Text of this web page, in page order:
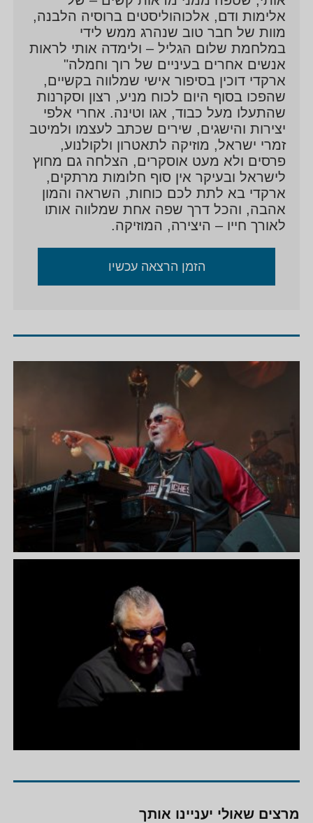
אלימות ודם, אלכוהוליסטים ברוסיה הלבנה,
מוות של חבר טוב שנהרג ממש לידי
במלחמת שלום הגליל – ולימדה אותי לראות
אנשים אחרים בעיניים של רוך וחמלה"
ארקדי דוכין בסיפור אישי שמלווה בקשיים,
שהפכו בסוף היום לכוח מניע, רצון וסקרנות
שהתעלו מעל כבוד, אגו וטינה. אחרי אלפי
יצירות ‏והישגים, שירים שכתב לעצמו ולמיטב
זמרי ישראל, מוזיקה לתאטרון ולקולנוע,
פרסים ולא מעט אוסקרים, הצלחה גם מחוץ
לישראל ובעיקר אין סוף חלומות מרתקים,
ארקדי בא לתת לכם כוחות, השראה והמון
אהבה, והכל דרך שפה אחת שמלווה אותו
לאורך חייו – היצירה, המוזיקה.
הזמן הרצאה עכשיו
מרצים שאולי יעניינו אותך